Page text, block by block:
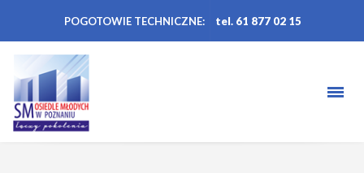
POGOTOWIE TECHNICZNE: tel. 61 877 02 15